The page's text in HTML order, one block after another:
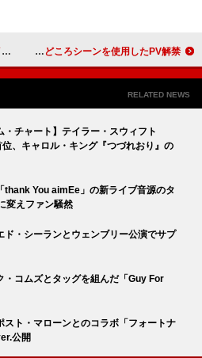
劇場版『ヒロアカ』最新作、VaundyのED主題歌「Gift」＆本編の見どころシーンを使用したPV解禁
RELATED NEWS
・チャート】テイラー・スウィフト
位、キャロル・キング『つづれおり』の
thank You aimEe」の新ライブ音源のタ
変えファン騒然
ド・シーランとウェンブリー公演でサプ
・コムズとタッグを組んだ「Guy For
スト・マローンとのコラボ「フォートナ
公開